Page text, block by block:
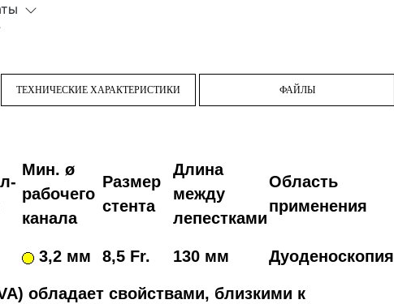
ТЕХНИЧЕСКИЕ ХАРАКТЕРИСТИКИ ФАЙЛЫ
Мин. ø
рабочего
канала
Размер
стента
Длина
между
лепестками
Область
применения
3,2 мм 8,5 Fr. 130 мм Дуоденоскопия
обладает свойствами, близкими к